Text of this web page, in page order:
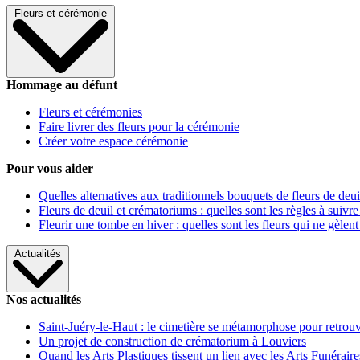
Fleurs et cérémonie
Hommage au défunt
Fleurs et cérémonies
Faire livrer des fleurs pour la cérémonie
Créer votre espace cérémonie
Pour vous aider
Quelles alternatives aux traditionnels bouquets de fleurs de
Fleurs de deuil et crématoriums : quelles sont les règles à
Fleurir une tombe en hiver : quelles sont les fleurs qui ne gèlent
Actualités
Nos actualités
Saint-Juéry-le-Haut : le cimetière se métamorphose pour
Un projet de construction de crématorium à Louviers
Quand les Arts Plastiques tissent un lien avec les Arts